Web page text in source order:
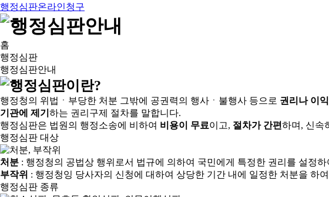
행정심판온라인청구
홈
행정심판
행정심판안내
행정청의 위법ㆍ부당한 처분 그밖에 공권력의 행사ㆍ불행사 등으로 권리나 이
기관에 제기 하는 권리구제 절차를 말합니다.
행정심판은 법원의 행정소송에 비하여 비용이 무료이고, 절차가 간편하며, 신속
행정심판 대상
처분 : 행정청의 공법상 행위로서 법규에 의하여 국민에게 특정한 권리를 설정
부작위 : 행정청잉 당사자의 신청에 대하여 상당한 기간 내에 일정한 처분을 하
행정심판 종류